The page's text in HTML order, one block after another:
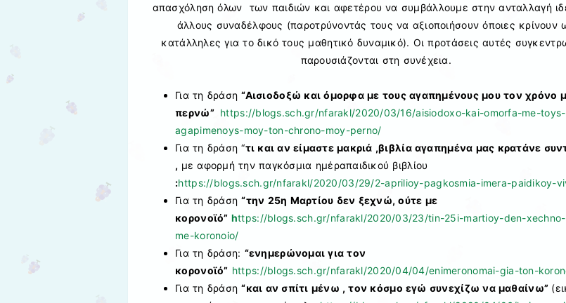
απασχόληση όλων των παιδιών και αφετέρου να συμβάλλουμε στην ανταλλαγή
άλλους συναδέλφους (παροτρύνοντάς τους να αξιοποιήσουν όποιες κρίνουν
κατάλληλες για το δικό τους μαθητικό δυναμικό). Οι προτάσεις αυτές
παρουσιάζονται στη συνέχεια.
Για τη δράση“Αισιοδοξώ και όμορφα με τους αγαπημένους μου τον χρόνο
περνώ” https://blogs.sch.gr/nfarakl/2020/03/16/aisiodoxo-kai-omorfa-me-toys-
agapimenoys-moy-ton-chrono-moy-perno/
Για τη δράση “τι και αν είμαστε μακριά ,βιβλία αγαπημένα μας κρατάνε
, με αφορμή την παγκόσμια ημέραπαιδικού βιβλίου
:https://blogs.sch.gr/nfarakl/2020/03/29/2-aprilioy-pagkosmia-imera-paidikoy-
Για τη δράση“την 25η Μαρτίου δεν ξεχνώ, ούτε με
κορονοϊό” https://blogs.sch.gr/nfarakl/2020/03/23/tin-25i-martioy-den-
me-koronoio/
Για τη δράση: “ενημερώνομαι για τον
κορονοϊό” https://blogs.sch.gr/nfarakl/2020/04/04/enimeronomai-gia-ton-
Για τη δράση“και αν σπίτι μένω , τον κόσμο εγώ συνεχίζω να μαθαίνω”